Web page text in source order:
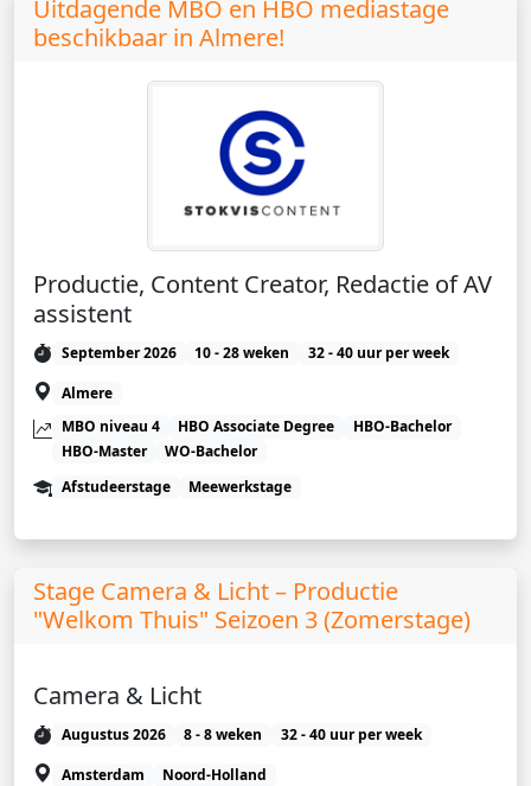
Uitdagende MBO en HBO mediastage
beschikbaar in Almere!
Productie, Content Creator, Redactie of AV
assistent
September 2026 10 - 28 weken
32 - 40 uur per week
Almere
MBO niveau 4
HBO Associate Degree
HBO-Bachelor
HBO-Master
WO-Bachelor
Afstudeerstage
Meewerkstage
Stage Camera & Licht – Productie
"Welkom Thuis" Seizoen 3 (Zomerstage)
Camera & Licht
Augustus 2026 8 - 8 weken
32 - 40 uur per week
Amsterdam
Noord-Holland